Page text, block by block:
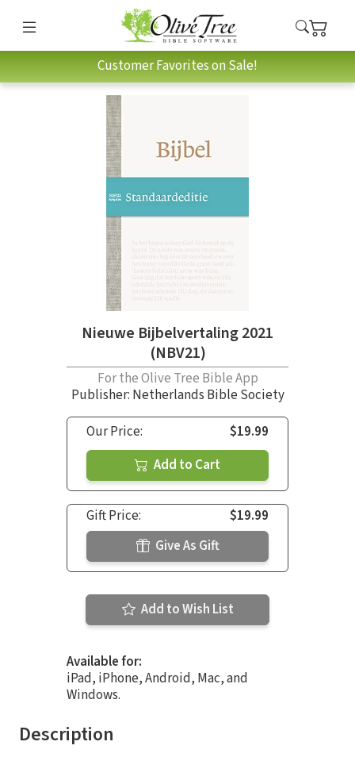
Customer Favorites on Sale!
Nieuwe Bijbelvertaling 2021
(NBV21)
For the Olive Tree Bible App
Publisher: Netherlands Bible Society
Our Price:
$19.99
Add to Cart
Gift Price:
$19.99
Give As Gift
Add to Wish List
Available for:
iPad, iPhone, Android, Mac, and
Windows.
Description